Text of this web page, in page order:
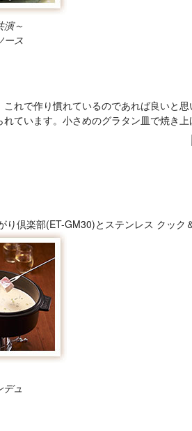
演～
ース
れで作り慣れているのであれば良いと
ています。小さめのグラタン皿で焼き
り倶楽部(ET-GM30)とステンレス クック
ュ